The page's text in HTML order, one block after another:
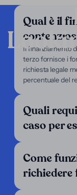
Qual è il
Il finanziamento
terzo fornisce i
richiesta legale
percentuale del
Quali
caso per
Come
richiedere